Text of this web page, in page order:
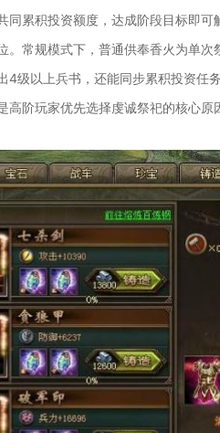
同累积投资额度，达成阶段目标即
。常规模式下，普通供奉香火为单
4级以上兵书，还能同步累积投资任
阶玩家优先选择虔诚祭祀的核心原